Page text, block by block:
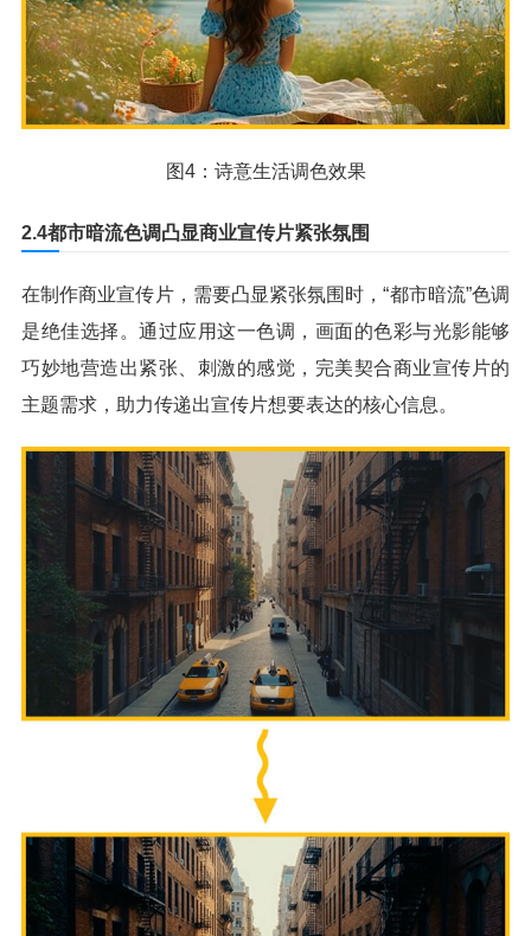
图4：诗意生活调色效果
2.4都市暗流色调凸显商业宣传片紧张氛围
在制作商业宣传片，需要凸显紧张氛围时，“都市暗流”色调
是绝佳选择。通过应用这一色调，画面的色彩与光影能够
巧妙地营造出紧张、刺激的感觉，完美契合商业宣传片的
主题需求，助力传递出宣传片想要表达的核心信息。